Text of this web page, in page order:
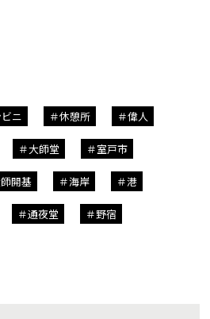
ニ 休憩所 偉人
大師堂 室戸市
開基 海岸 港
通夜堂 野宿